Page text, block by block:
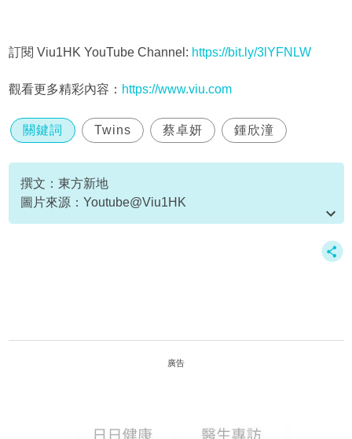
訂閱 Viu1HK YouTube Channel: https://bit.ly/3lYFNLW
觀看更多精彩內容： https://www.viu.com
關鍵詞 Twins 蔡卓妍 鍾欣潼
撰文：東方新地
圖片來源：Youtube@Viu1HK
資料或影片來源：Youtube@Viu1HK
廣告